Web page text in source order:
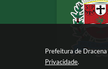
Prefeitura de
Privacidade.